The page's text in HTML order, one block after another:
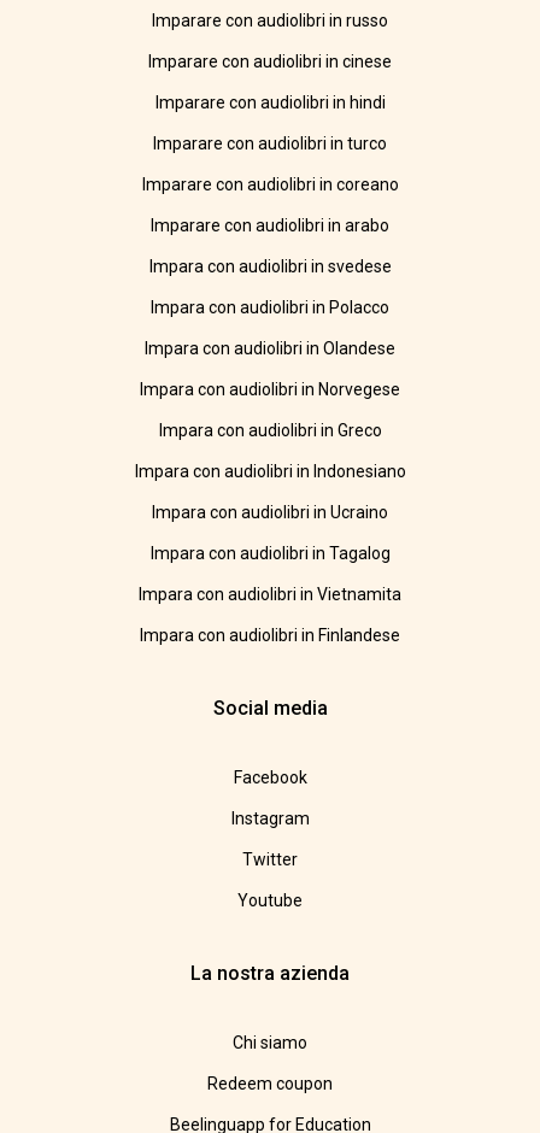
Imparare con audiolibri in russo
Imparare con audiolibri in cinese
Imparare con audiolibri in hindi
Imparare con audiolibri in turco
Imparare con audiolibri in coreano
Imparare con audiolibri in arabo
Impara con audiolibri in svedese
Impara con audiolibri in Polacco
Impara con audiolibri in Olandese
Impara con audiolibri in Norvegese
Impara con audiolibri in Greco
Impara con audiolibri in Indonesiano
Impara con audiolibri in Ucraino
Impara con audiolibri in Tagalog
Impara con audiolibri in Vietnamita
Impara con audiolibri in Finlandese
Social media
Facebook
Instagram
Twitter
Youtube
La nostra azienda
Chi siamo
Redeem coupon
Beelinguapp for Education